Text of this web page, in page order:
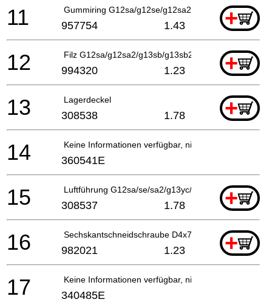
Gummiring G12sa/g12se/g12sa2 G13sb2/g12sa2,
+
11 957754 1.43
Filz G12sa/g12sa2/g13sb/g13sb2 G12sa2+
12 994320 1.23
Lagerdeckel +
13 308538 1.78
Keine Informationen verfügbar, nicht bestellbar
14 360541E
Luftführung G12sa/se/sa2/g13yc/se G13sb/sb2/g12sa
+
15 308537 1.78
Sechskantschneidschraube D4x70, Cm5sb+
16 982021 1.23
Keine Informationen verfügbar, nicht bestellbar
17 340485E